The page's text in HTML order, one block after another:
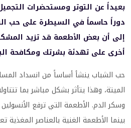
بعيداً عن التوتر ومستحضرات
دوراً حاسماً في السيطرة على حب
إلى أن بعض الأطعمة قد تزيد
أخرى على تهدئة بشرتك ومكافحة
حب الشباب ينشأ أساساً من انسداد
الميتة، وهذا يتأثر بشكل مباشر بما
وسكر الدم. الأطعمة التي ترفع
بينما الأطعمة الغنية بالعناصر